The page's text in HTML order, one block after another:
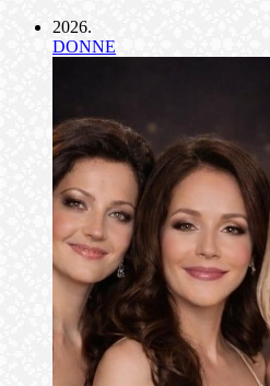
2026.
DONNE